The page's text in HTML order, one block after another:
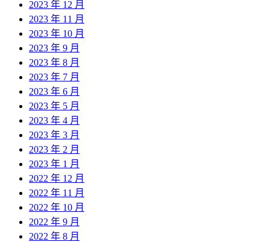
2023 年 12 月
2023 年 11 月
2023 年 10 月
2023 年 9 月
2023 年 8 月
2023 年 7 月
2023 年 6 月
2023 年 5 月
2023 年 4 月
2023 年 3 月
2023 年 2 月
2023 年 1 月
2022 年 12 月
2022 年 11 月
2022 年 10 月
2022 年 9 月
2022 年 8 月